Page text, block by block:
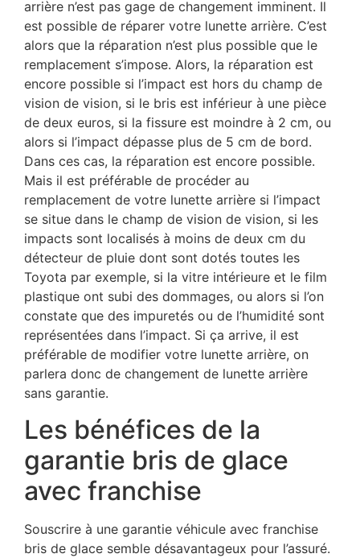
arrière n’est pas gage de changement imminent. Il
est possible de réparer votre lunette arrière. C’est
alors que la réparation n’est plus possible que le
remplacement s’impose. Alors, la réparation est
encore possible si l’impact est hors du champ de
vision de vision, si le bris est inférieur à une pièce
de deux euros, si la fissure est moindre à 2 cm, ou
alors si l’impact dépasse plus de 5 cm de bord.
Dans ces cas, la réparation est encore possible.
Mais il est préférable de procéder au
remplacement de votre lunette arrière si l’impact
se situe dans le champ de vision de vision, si les
impacts sont localisés à moins de deux cm du
détecteur de pluie dont sont dotés toutes les
Toyota par exemple, si la vitre intérieure et le film
plastique ont subi des dommages, ou alors si l’on
constate que des impuretés ou de l’humidité sont
représentées dans l’impact. Si ça arrive, il est
préférable de modifier votre lunette arrière, on
parlera donc de changement de lunette arrière
sans garantie.
Les bénéfices de la
garantie bris de glace
avec franchise
Souscrire à une garantie véhicule avec franchise
bris de glace semble désavantageux pour l’assuré.